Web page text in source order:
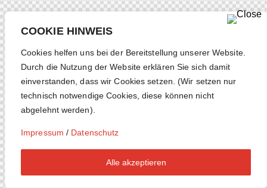
COOKIE HINWEIS
Cookies helfen uns bei der Bereitstellung unserer Website.
Durch die Nutzung der Website erklären Sie sich damit
einverstanden, dass wir Cookies setzen. (Wir setzen nur
technisch notwendige Cookies, diese können nicht
abgelehnt werden).
Impressum / Datenschutz
Alle akzeptieren